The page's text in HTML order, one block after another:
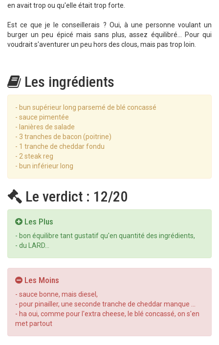
en avait trop ou qu'elle était trop forte.
Est ce que je le conseillerais ? Oui, à une personne voulant un
burger un peu épicé mais sans plus, assez équilibré... Pour qui
voudrait s'aventurer un peu hors des clous, mais pas trop loin.
Les ingrédients
- bun supérieur long parsemé de blé concassé
- sauce pimentée
- lanières de salade
- 3 tranches de bacon (poitrine)
- 1 tranche de cheddar fondu
- 2 steak reg
- bun inférieur long
Le verdict : 12/20
Les Plus
- bon équilibre tant gustatif qu'en quantité des ingrédients,
- du LARD...
Les Moins
- sauce bonne, mais diesel,
- pour pinailler, une seconde tranche de cheddar manque ...
- ha oui, comme pour l'extra cheese, le blé concassé, on s'en
met partout